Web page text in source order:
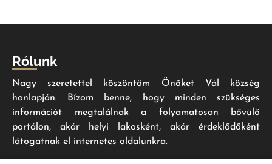
Rólunk
Nagy szeretettel köszöntöm Önöket Vál község
honlapján. Bízom benne, hogy minden szükséges
információt megtalálnak a folyamatosan bővülő
portálon, akár helyi lakosként, akár érdeklődőként
látogatnak el internetes oldalunkra.